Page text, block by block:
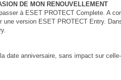
DE MON RENOUVELLEMENT
à ESET PROTECT Complete. A
version ESET PROTECT Entry.
date anniversaire, sans impact sur